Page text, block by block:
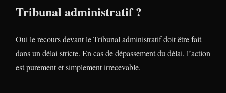
Tribunal administratif ?
Oui le recours devant le Tribunal administratif doit être fait
dans un délai stricte. En cas de dépassement du délai, l’action
est purement et simplement irrecevable.